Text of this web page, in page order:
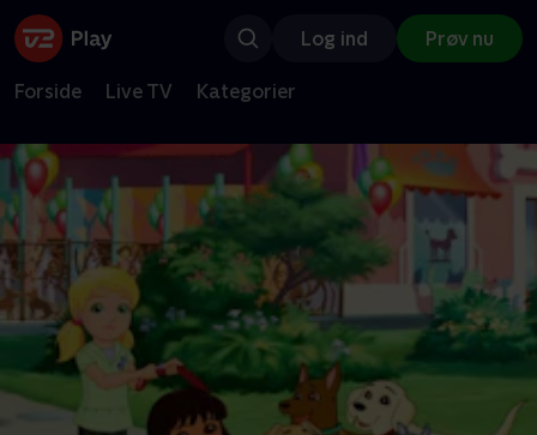
Log ind Prøv nu
Forside Live TV Kategorier